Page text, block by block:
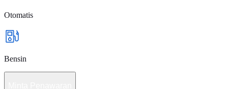
Otomatis
Bensin